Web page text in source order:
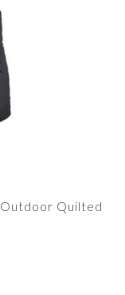
Quilted